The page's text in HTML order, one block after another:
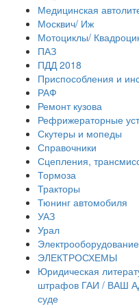
Медицинская
Москвич/ Иж
Мотоциклы/
ПАЗ
ПДД 2018
Приспособления и
РАФ
Ремонт кузова
Рефрижераторные
Скутеры и мопеды
Справочники
Сцепления,
Тормоза
Тракторы
Тюнинг автомобиля
УАЗ
Урал
ЭЛЕКТРОСХЕМЫ
Юридическая
штрафов ГАИ / ВАШ
суде